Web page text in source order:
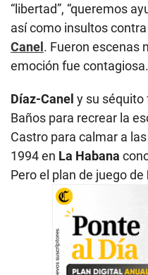
“libertad”, “queremos
así como insultos
Canel. Fueron escenas
emoción fue contagiosa.
Díaz-Canel y su séquito
Baños para recrear la
Castro para calmar a
1994 en La Habana
Pero el plan de juego de